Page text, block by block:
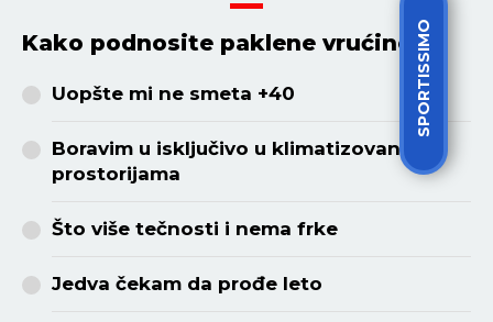
SPORTISSIMO
Kako podnosite paklene vrućine?
Uopšte mi ne smeta +40
Boravim u isključivo u klimatizovanim
prostorijama
Što više tečnosti i nema frke
Jedva čekam da prođe leto